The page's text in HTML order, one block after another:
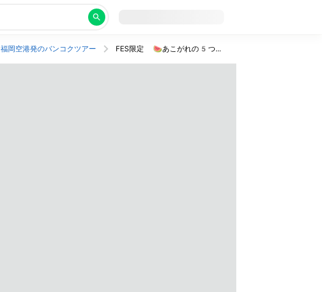
福岡空港発のバンコクツアー FES限定 🍉あこがれの5つ星ホテルで極上のバンコク旅